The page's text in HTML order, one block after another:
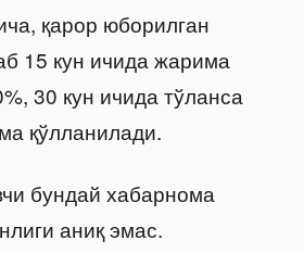
қарор юборилган
15 кун ичида жарима
30 кун ичида тўланса
қўлланилади.
бундай хабарнома
аниқ эмас.